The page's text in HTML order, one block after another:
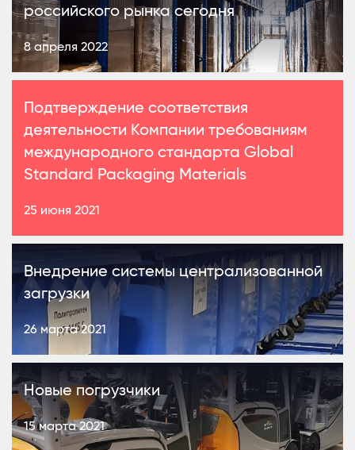
российского рынка сегодня
8 апреля 2022
Подтверждение соответствия
деятельности Компании требованиям
международного стандарта Global
Standard Packaging Materials
25 июня 2021
Внедрение системы централизованной
загрузки
26 марта 2021
Новые погрузчики
15 марта 2021